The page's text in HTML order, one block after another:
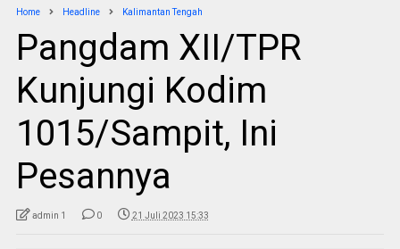
Home Headline Kalimantan Tengah
Pangdam XII/TPR
Kunjungi Kodim
1015/Sampit, Ini
Pesannya
admin 1 0 21 Juli 2023 15:33